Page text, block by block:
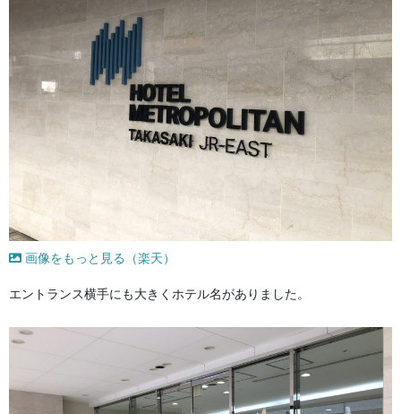
画像をもっと見る（楽天）
エントランス横手にも大きくホテル名がありました。